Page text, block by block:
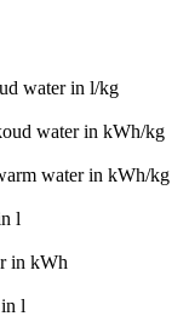
water in l/kg
water in kWh/kg
water in kWh/kg
l
in kWh
l